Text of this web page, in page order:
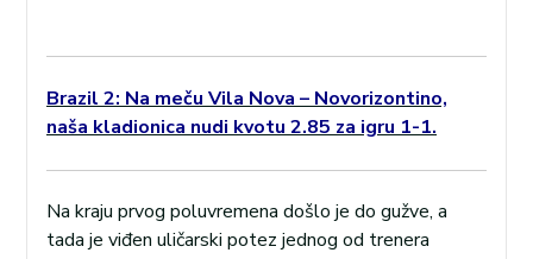
Brazil 2: Na meču Vila Nova – Novorizontino,
naša kladionica nudi kvotu 2.85 za igru 1-1.
Na kraju prvog poluvremena došlo je do gužve, a
tada je viđen uličarski potez jednog od trenera